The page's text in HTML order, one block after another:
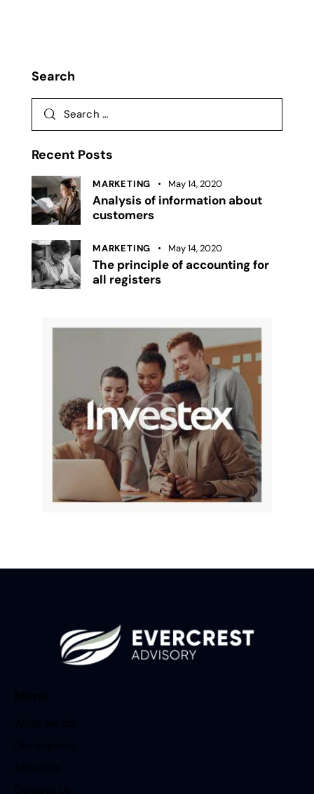
Search
Recent Posts
MARKETING May 14, 2020
Analysis of information about
customers
MARKETING May 14, 2020
The principle of accounting for
all registers